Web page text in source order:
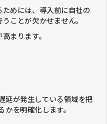
めには、導入前に自社の
ことが欠かせません。
まります。
延が発生している領域を把
を明確化します。